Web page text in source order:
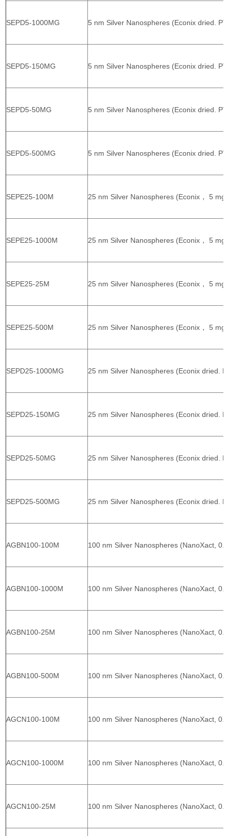
SEPD5-1000MG 5 nm Silver Nanospheres (Econix dried.
SEPD5-150MG 5 nm Silver Nanospheres (Econix dried.
SEPD5-50MG 5 nm Silver Nanospheres (Econix dried.
SEPD5-500MG 5 nm Silver Nanospheres (Econix dried.
SEPE25-100M 25 nm Silver Nanospheres (Econix， 5
SEPE25-1000M 25 nm Silver Nanospheres (Econix， 5
SEPE25-25M 25 nm Silver Nanospheres (Econix， 5
SEPE25-500M 25 nm Silver Nanospheres (Econix， 5
SEPD25-1000MG 25 nm Silver Nanospheres (Econix dried.
SEPD25-150MG 25 nm Silver Nanospheres (Econix dried.
SEPD25-50MG 25 nm Silver Nanospheres (Econix dried.
SEPD25-500MG 25 nm Silver Nanospheres (Econix dried.
AGBN100-100M 100 nm Silver Nanospheres (NanoXact,
AGBN100-1000M 100 nm Silver Nanospheres (NanoXact,
AGBN100-25M 100 nm Silver Nanospheres (NanoXact,
AGBN100-500M 100 nm Silver Nanospheres (NanoXact,
AGCN100-100M 100 nm Silver Nanospheres (NanoXact,
AGCN100-1000M 100 nm Silver Nanospheres (NanoXact,
AGCN100-25M 100 nm Silver Nanospheres (NanoXact,